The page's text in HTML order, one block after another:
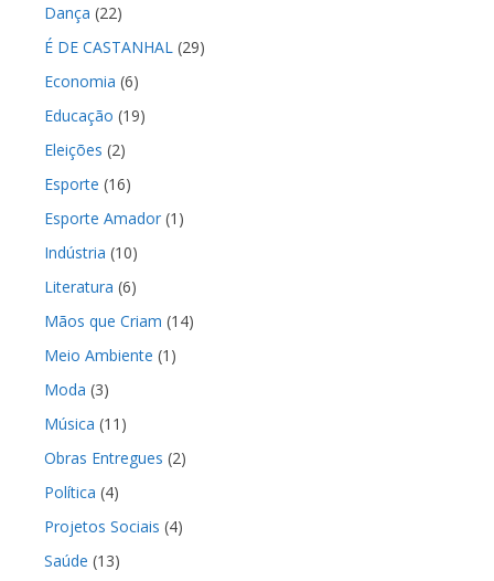
Dança (22)
É DE CASTANHAL (29)
Economia (6)
Educação (19)
Eleições (2)
Esporte (16)
Esporte Amador(1)
Indústria (10)
Literatura (6)
Mãos que Criam (14)
Meio Ambiente (1)
Moda (3)
Música (11)
Obras Entregues (2)
Política (4)
Projetos Sociais (4)
Saúde (13)